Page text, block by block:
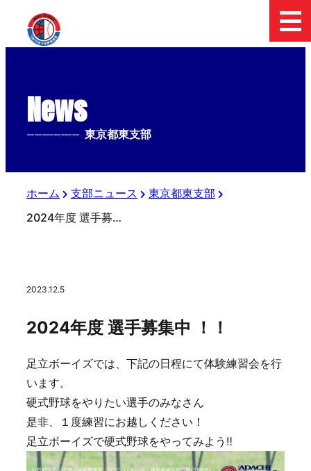
News
-------------- 東京都東支部
ホーム 支部ニュース
東京都東支部
2024年度 選手募集中 ！！
2023.12.5
2024年度 選手募集中 ！！
足立ボーイズでは、下記の日程にて体験練習会を行
います。
硬式野球をやりたい選手のみなさん
是非、１度練習にお越しください！
足立ボーイズで硬式野球をやってみよう‼️